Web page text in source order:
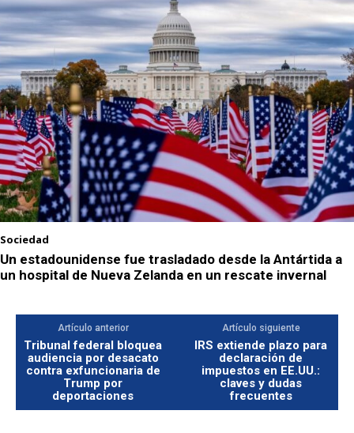
Sociedad
Un estadounidense fue trasladado desde la Antártida a
un hospital de Nueva Zelanda en un rescate invernal
Artículo anterior
Tribunal federal bloquea
audiencia por desacato
contra exfuncionaria de
Trump por
deportaciones
Artículo siguiente
IRS extiende plazo para
declaración de
impuestos en EE.UU.:
claves y dudas
frecuentes